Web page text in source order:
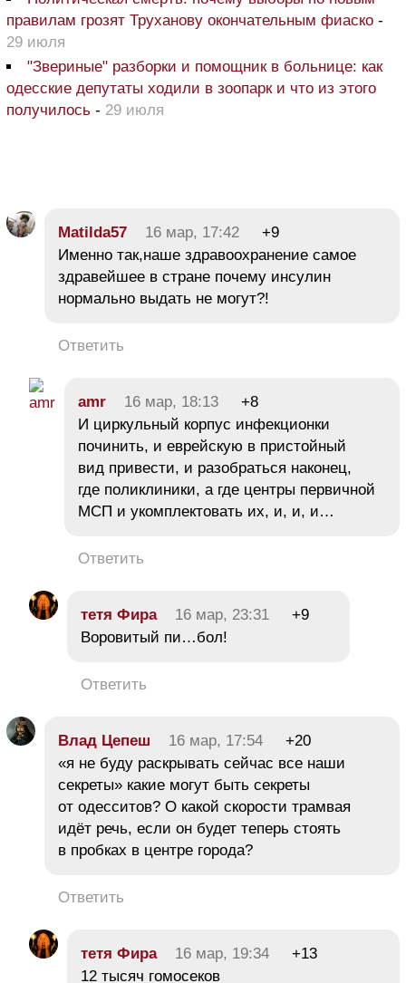
правилам грозят Труханову окончательным фиаско -
29 июля
"Звериные" разборки и помощник в больнице: как
одесские депутаты ходили в зоопарк и что из этого
получилось - 29 июля
Matilda57 16 мар, 17:42
+9
Именно так,наше здравоохранение самое
здравейшее в стране почему инсулин
нормально выдать не могут?!
Ответить
amr 16 мар, 18:13
+8
И циркульный корпус инфекционки
починить, и еврейскую в пристойный
вид привести, и разобраться наконец,
где поликлиники, а где центры первичной
МСП и укомплектовать их, и, и, и…
Ответить
тетя Фира 16 мар, 23:31
+9
Воровитый пи…бол!
Ответить
Влaд Цeпeш 16 мар, 17:54
+20
«я не буду раскрывать сейчас все наши
секреты» какие могут быть секреты
от одесситов? О какой скорости трамвая
идёт речь, если он будет теперь стоять
в пробках в центре города?
Ответить
тетя Фира 16 мар, 19:34
+13
12 тысяч гомосеков